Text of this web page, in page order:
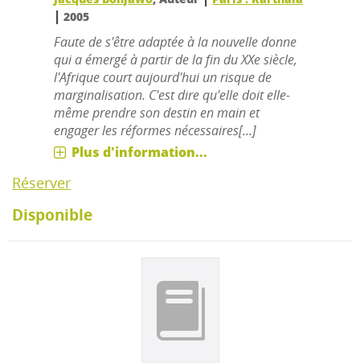
|2005
Faute de s'être adaptée à la nouvelle donne
qui a émergé à partir de la fin du XXe siècle,
l'Afrique court aujourd'hui un risque de
marginalisation. C'est dire qu'elle doit elle-
même prendre son destin en main et
engager les réformes nécessaires[...]
Plus d'information...
Réserver
Disponible